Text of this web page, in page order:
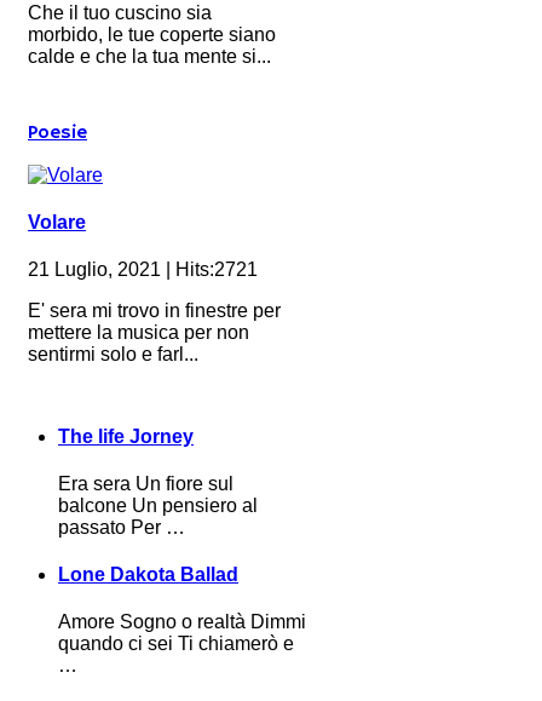
Che il tuo cuscino sia
morbido, le tue coperte siano
calde e che la tua mente si...
Poesie
Volare
21 Luglio, 2021 | Hits:2721
E' sera mi trovo in finestre per
mettere la musica per non
sentirmi solo e farl...
The life Jorney
Era sera Un fiore sul
balcone Un pensiero al
passato Per …
Lone Dakota Ballad
Amore Sogno o realtà Dimmi
quando ci sei Ti chiamerò e
…